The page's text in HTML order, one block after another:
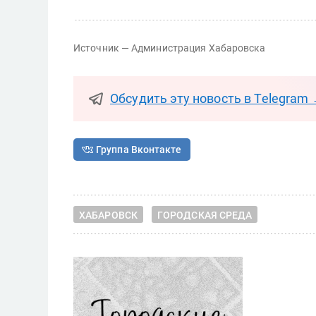
Источник — Администрация Хабаровска
Обсудить эту новость в
Группа Вконтакте
ХАБАРОВСК ГОРОДСКАЯ СРЕДА